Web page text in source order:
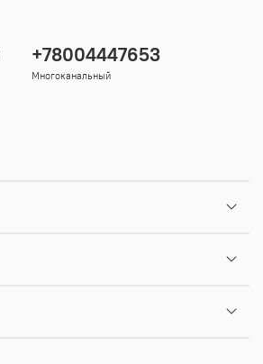
+78004447653
Многоканальный